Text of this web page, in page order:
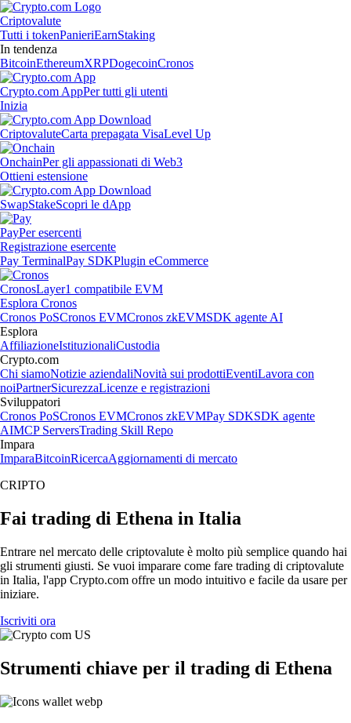
Criptovalute
Tutti i tokenPanieriEarnStaking
In tendenza
BitcoinEthereumXRPDogecoinCronos
Crypto.com AppPer tutti gli utenti
Inizia
CriptovaluteCarta prepagata VisaLevel Up
OnchainPer gli appassionati di Web3
Ottieni estensione
SwapStakeScopri le dApp
PayPer esercenti
Registrazione esercente
Pay TerminalPay SDKPlugin eCommerce
CronosLayer1 compatibile EVM
Esplora Cronos
Cronos PoSCronos EVMCronos zkEVMSDK agente AI
Esplora
AffiliazioneIstituzionaliCustodia
Crypto.com
Chi siamoNotizie aziendaliNovità sui prodottiEventiLavora con
noiPartnerSicurezzaLicenze e registrazioni
Sviluppatori
Cronos PoSCronos EVMCronos zkEVMPay SDKSDK agente
AIMCP ServersTrading Skill Repo
Impara
ImparaBitcoinRicercaAggiornamenti di mercato
CRIPTO
Fai trading di Ethena in Italia
Entrare nel mercato delle criptovalute è molto più semplice quando hai
gli strumenti giusti. Se vuoi imparare come fare trading di criptovalute
in Italia, l'app Crypto.com offre un modo intuitivo e facile da usare per
iniziare.
Iscriviti ora
Strumenti chiave per il trading di Ethena